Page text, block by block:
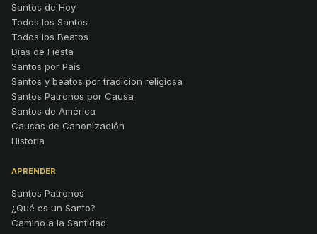
Santos de Hoy
Todos los Santos
Todos los Beatos
Días de Fiesta
Santos por País
Santos y beatos por tradición religiosa
Santos Patronos por Causa
Santos de América
Causas de Canonización
Historia
APRENDER
Santos Patronos
¿Qué es un Santo?
Camino a la Santidad